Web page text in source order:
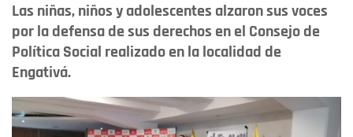
Las niñas, niños y adolescentes alzaron sus voces
por la defensa de sus derechos en el Consejo de
Política Social realizado en la localidad de
Engativá.